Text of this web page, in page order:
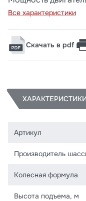
Все характеристики
Скачать в pdf
Артикул
Производитель
Колесная формула
Высота подъема, м